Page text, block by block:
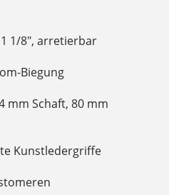
1/8", arretierbar
Biegung
mm Schaft, 80 mm
Kunstledergriffe